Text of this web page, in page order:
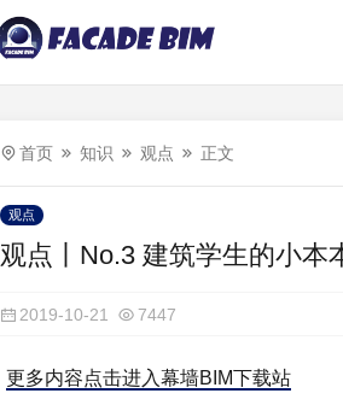
首页 知识 观点 正文
观点
观点丨No.3 建筑学生的小
2019-10-21 7447
更多内容点击进入幕墙BIM下载站